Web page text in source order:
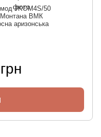
JKOM4S/50
Монтана ВМК
аризонська